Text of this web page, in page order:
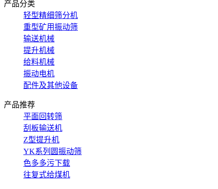
产品分类
轻型精细筛分机
重型矿用振动筛
输送机械
提升机械
给料机械
振动电机
配件及其他设备
产品推荐
平面回转筛
刮板输送机
Z型提升机
YK系列圆振动筛
色多多污下载
往复式给煤机